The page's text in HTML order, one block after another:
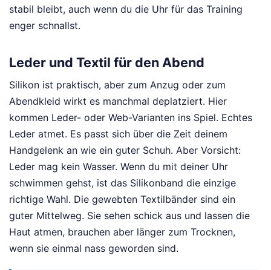
stabil bleibt, auch wenn du die Uhr für das Training
enger schnallst.
Leder und Textil für den Abend
Silikon ist praktisch, aber zum Anzug oder zum
Abendkleid wirkt es manchmal deplatziert. Hier
kommen Leder- oder Web-Varianten ins Spiel. Echtes
Leder atmet. Es passt sich über die Zeit deinem
Handgelenk an wie ein guter Schuh. Aber Vorsicht:
Leder mag kein Wasser. Wenn du mit deiner Uhr
schwimmen gehst, ist das Silikonband die einzige
richtige Wahl. Die gewebten Textilbänder sind ein
guter Mittelweg. Sie sehen schick aus und lassen die
Haut atmen, brauchen aber länger zum Trocknen,
wenn sie einmal nass geworden sind.